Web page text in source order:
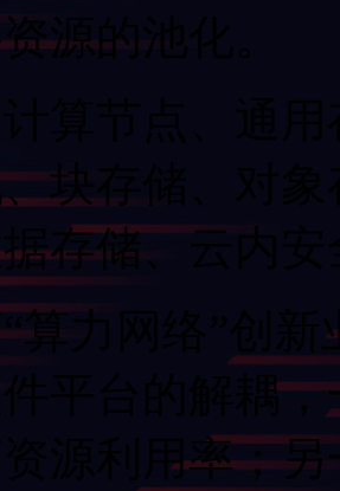
资源的池化。
算节点、通
、块存储、对
据存储、云
算力网络”创新
平台的解耦
资源利用率；